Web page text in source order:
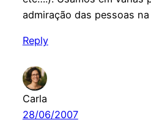
admiração das pessoas
Reply
Carla
28/06/2007